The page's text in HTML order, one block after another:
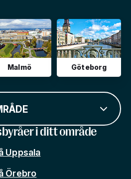
Malmö Göteborg
i ditt område
Uppsala
Örebro